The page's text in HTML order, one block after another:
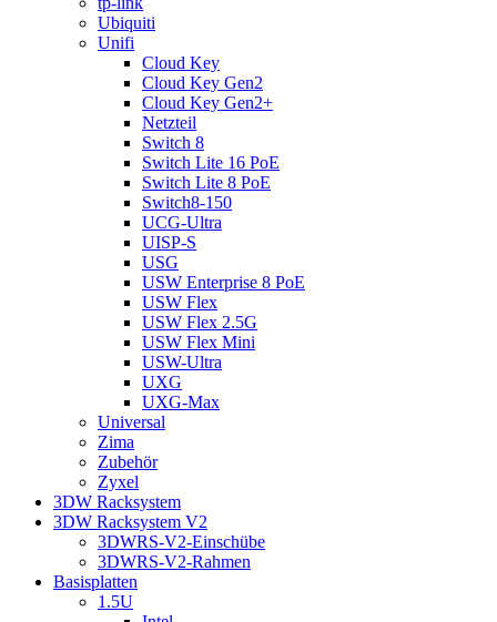
Ubiquiti
Unifi
Cloud Key
Cloud Key Gen2
Cloud Key Gen2+
Netzteil
Switch 8
Switch Lite 16 PoE
Switch Lite 8 PoE
Switch8-150
UCG-Ultra
UISP-S
USG
USW Enterprise 8 PoE
USW Flex
USW Flex 2.5G
USW Flex Mini
USW-Ultra
UXG
UXG-Max
Universal
Zima
Zubehör
Zyxel
3DW Racksystem
3DW Racksystem V2
3DWRS-V2-Einschübe
3DWRS-V2-Rahmen
Basisplatten
1.5U